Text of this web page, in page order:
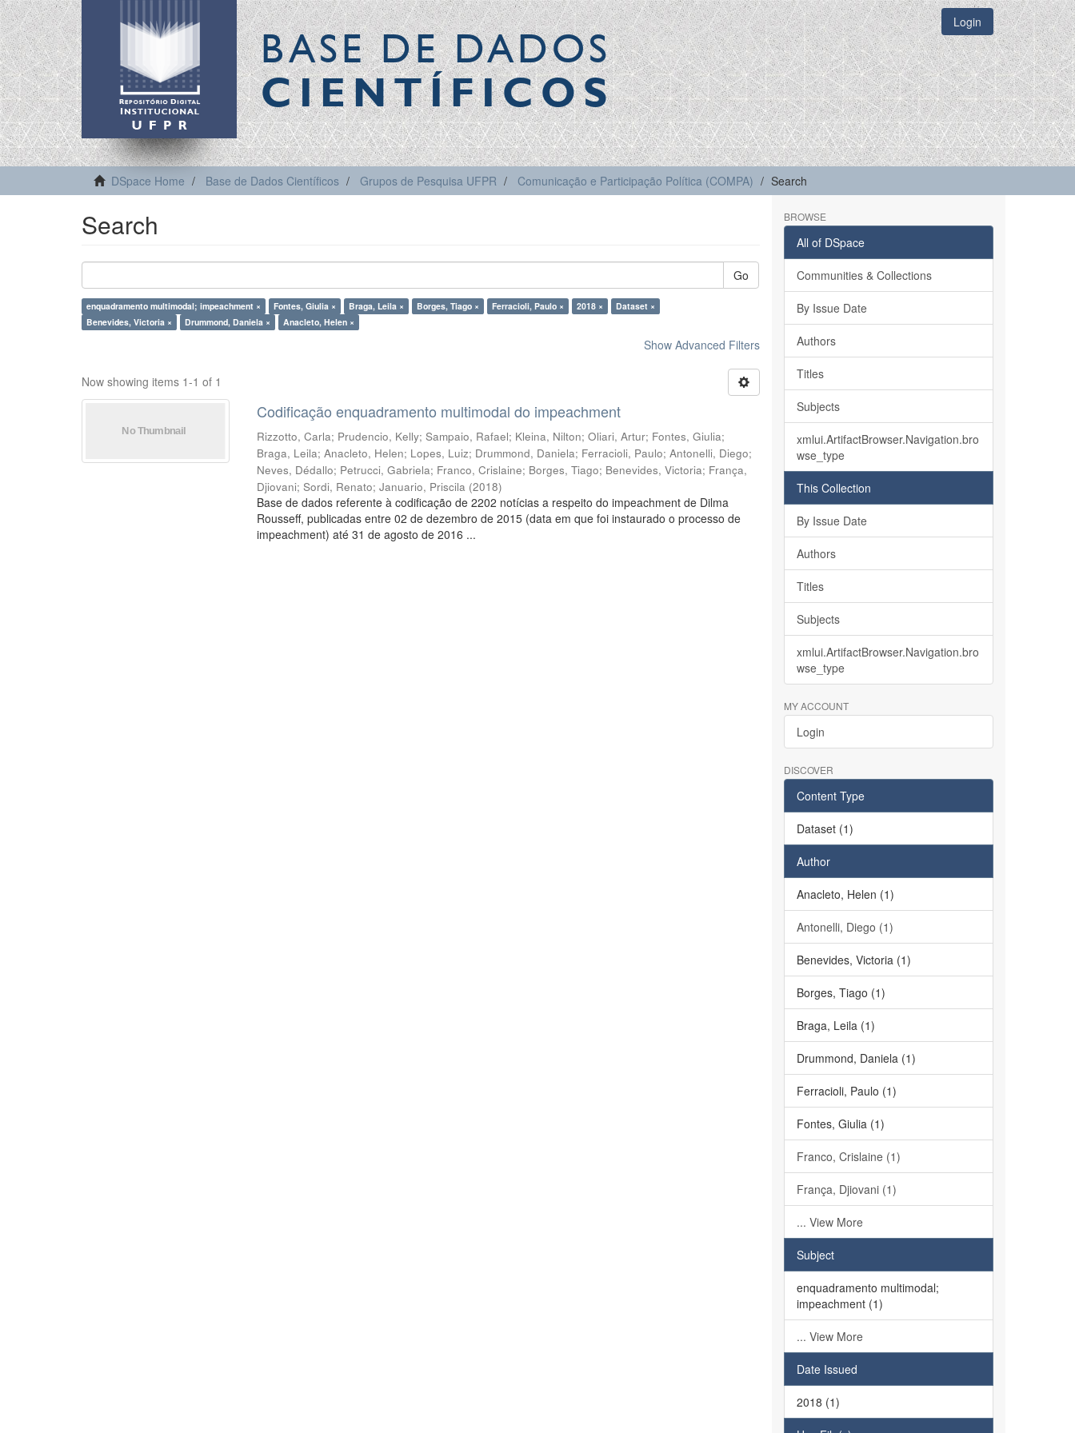
BASE DE DADOS
CIENTÍFICOS
Login
DSpace Home Base de Dados Científicos Grupos de Pesquisa UFPR Comunicação e Participação Política (COMPA) Search
Search
Go
enquadramento multimodal; impeachment × Fontes, Giulia × Braga, Leila × Borges, Tiago × Ferracioli, Paulo × 2018 ×
Dataset ×
Benevides, Victoria ×
Drummond, Daniela × Anacleto, Helen ×
Show Advanced Filters
Now showing items 1-1 of 1
Codificação enquadramento multimodal do impeachment
Rizzotto, Carla; Prudencio, Kelly;Sampaio, Rafael; Kleina, Nilton;Oliari, Artur; Fontes, Giulia;
Braga, Leila;Anacleto, Helen; Lopes, Luiz; Drummond, Daniela; Ferracioli, Paulo;Antonelli, Diego;
Neves, Dédallo; Petrucci, Gabriela; Franco, Crislaine; Borges, Tiago; Benevides, Victoria; França,
Djiovani;Sordi, Renato;Januario, Priscila (2018)
Base de dados referente à codificação de 2202 notícias a respeito do impeachment de Dilma
Rousseff, publicadas entre 02 de dezembro de 2015 (data em que foi instaurado o processo de
impeachment) até 31 de agosto de 2016 ...
BROWSE
All of DSpace
Communities & Collections
By Issue Date
Authors
Titles
Subjects
xmlui.ArtifactBrowser.Navigation.bro
wse_type
This Collection
By Issue Date
Authors
Titles
Subjects
xmlui.ArtifactBrowser.Navigation.bro
wse_type
MY ACCOUNT
Login
DISCOVER
Content Type
Dataset (1)
Author
Anacleto, Helen (1)
Antonelli, Diego (1)
Benevides, Victoria (1)
Borges, Tiago (1)
Braga, Leila (1)
Drummond, Daniela (1)
Ferracioli, Paulo (1)
Fontes, Giulia (1)
Franco, Crislaine (1)
França, Djiovani (1)
... View More
Subject
enquadramento multimodal;
impeachment (1)
... View More
Date Issued
2018 (1)